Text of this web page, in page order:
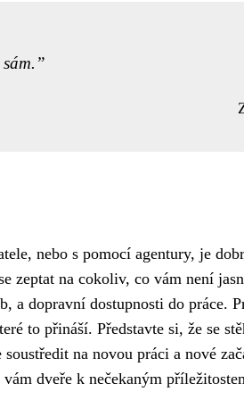
nebo s pomocí agentury, je
zeptat na cokoliv, co vám není
a dopravní dostupnosti do práce.
to přináší. Představte si, že se
na novou práci a nové
dveře k nečekaným